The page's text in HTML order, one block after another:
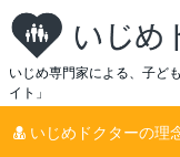
いじめ専門家による、子ど
イト」
いじめドクターの理